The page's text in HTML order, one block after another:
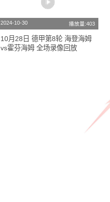
2024-10-30 播放量:403
10月28日 德甲第8轮 海登海姆
vs霍芬海姆 全场录像回放